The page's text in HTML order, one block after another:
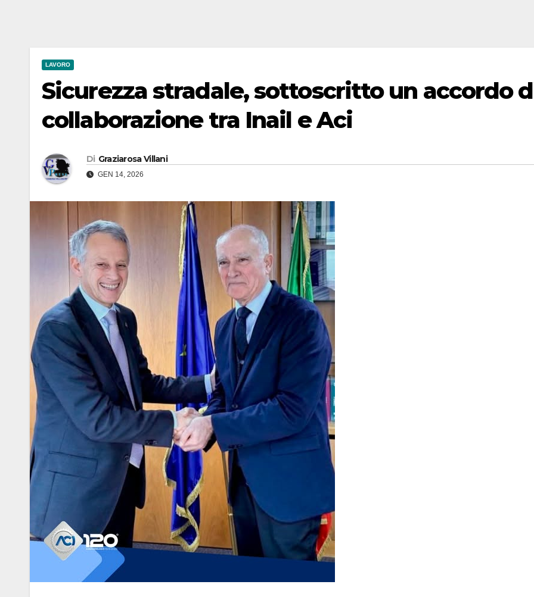
LAVORO
Sicurezza stradale, sottoscritto un accordo
collaborazione tra Inail e Aci
Di Graziarosa Villani
GEN 14, 2026